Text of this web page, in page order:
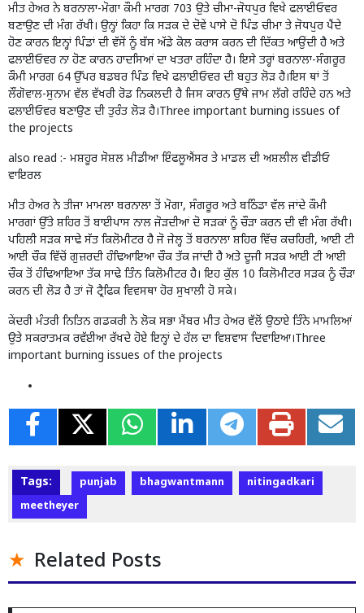
ਮੀਤ ਹੇਅਰ ਨੇ ਬਰਨਾਲਾ-ਮੋਗਾ ਕੌਮੀ ਮਾਰਗ 703 ਉਤੇ ਚੀਮਾ-ਜੋਧਪੁਰ ਵਿਖੇ ਫਲਾਈਓਵਰ
ਬਣਾਉਣ ਦੀ ਮੰਗ ਰੱਖੀ। ਉਨ੍ਹਾਂ ਕਿਹਾ ਕਿ ਸੜਕ ਦੇ ਦੋਵੇਂ ਪਾਸੇ ਦੋ ਪਿੰਡ ਚੀਮਾ ਤੇ ਜੋਧਪੁਰ ਪੈਂਦੇ
ਹੋਣ ਕਾਰਨ ਇਨ੍ਹਾਂ ਪਿੰਡਾਂ ਦੀ ਵੱਸੋਂ ਨੂੰ ਬੱਸ ਅੱਡੇ ਕੋਲ ਕਰਾਸ ਕਰਨ ਦੀ ਦਿੱਕਤ ਆਉਂਦੀ ਹੈ ਅਤੇ
ਫਲਾਈਓਵਰ ਨਾ ਹੋਣ ਕਾਰਨ ਹਾਦਸਿਆਂ ਦਾ ਖਤਰਾ ਰਹਿੰਦਾ ਹੈ। ਇਸੇ ਤਰ੍ਹਾਂ ਬਰਨਾਲਾ-ਸੰਗਰੂਰ
ਕੌਮੀ ਮਾਰਗ 64 ਉੱਪਰ ਬਡਬਰ ਪਿੰਡ ਵਿਖੇ ਫਲਾਈਓਵਰ ਦੀ ਬਹੁਤ ਲੋੜ ਹੈ।ਇਸ ਥਾਂ ਤੋਂ
ਲੌਂਗੋਵਾਲ-ਸੁਨਾਮ ਵੱਲ ਵੱਖਰੀ ਰੋਡ ਨਿਕਲਦੀ ਹੈ ਜਿਸ ਕਾਰਨ ਉੱਥੇ ਜਾਮ ਲੱਗੇ ਰਹਿੰਦੇ ਹਨ ਅਤੇ
ਫਲਾਈਓਵਰ ਬਣਾਉਣ ਦੀ ਤੁਰੰਤ ਲੋੜ ਹੈ।Three important burning issues of
the projects
also read :- ਮਸ਼ਹੂਰ ਸੋਸ਼ਲ ਮੀਡੀਆ ਇੰਫਲੂਐਂਸਰ ਤੇ ਮਾਡਲ ਦੀ ਅਸ਼ਲੀਲ ਵੀਡੀਓ
ਵਾਇਰਲ
ਮੀਤ ਹੇਅਰ ਨੇ ਤੀਜਾ ਮਾਮਲਾ ਬਰਨਾਲਾ ਤੋਂ ਮੋਗਾ, ਸੰਗਰੂਰ ਅਤੇ ਬਠਿੰਡਾ ਵੱਲ ਜਾਂਦੇ ਕੌਮੀ
ਮਾਰਗਾਂ ਉੱਤੇ ਸ਼ਹਿਰ ਤੋਂ ਬਾਈਪਾਸ ਨਾਲ ਜੋੜਦੀਆਂ ਦੋ ਸੜਕਾਂ ਨੂੰ ਚੌੜਾ ਕਰਨ ਦੀ ਵੀ ਮੰਗ ਰੱਖੀ।
ਪਹਿਲੀ ਸੜਕ ਸਾਢੇ ਸੱਤ ਕਿਲੋਮੀਟਰ ਹੈ ਜੋ ਜੇਲ੍ਹ ਤੋਂ ਬਰਨਾਲਾ ਸ਼ਹਿਰ ਵਿੱਚ ਕਚਹਿਰੀ, ਆਈ ਟੀ
ਆਈ ਚੌਕ ਵਿੱਚੋਂ ਗੁਜ਼ਰਦੀ ਹੰਢਿਆਇਆ ਚੌਕ ਤੱਕ ਜਾਂਦੀ ਹੈ ਅਤੇ ਦੂਜੀ ਸੜਕ ਆਈ ਟੀ ਆਈ
ਚੌਕ ਤੋਂ ਹੰਢਿਆਇਆ ਤੱਕ ਸਾਢੇ ਤਿੰਨ ਕਿਲੋਮੀਟਰ ਹੈ। ਇਹ ਕੁੱਲ 10 ਕਿਲੋਮੀਟਰ ਸੜਕ ਨੂੰ ਚੌੜਾ
ਕਰਨ ਦੀ ਲੋੜ ਹੈ ਤਾਂ ਜੋ ਟ੍ਰੈਫਿਕ ਵਿਵਸਥਾ ਹੋਰ ਸੁਖਾਲੀ ਹੋ ਸਕੇ।
ਕੇਂਦਰੀ ਮੰਤਰੀ ਨਿਤਿਨ ਗਡਕਰੀ ਨੇ ਲੋਕ ਸਭਾ ਮੈਂਬਰ ਮੀਤ ਹੇਅਰ ਵੱਲੋਂ ਉਠਾਏ ਤਿੰਨੇ ਮਾਮਲਿਆਂ
ਉਤੇ ਸਕਰਾਤਮਕ ਰਵੱਈਆ ਰੱਖਦੇ ਹੋਏ ਇਨ੍ਹਾਂ ਦੇ ਹੱਲ ਦਾ ਵਿਸ਼ਵਾਸ ਦਿਵਾਇਆ।Three
important burning issues of the projects
Tags: punjab bhagwantmann
nitingadkari
meetheyer
Related Posts